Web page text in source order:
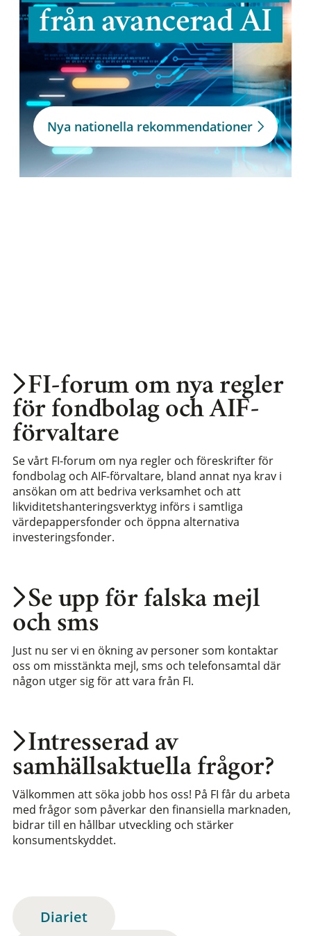
från avancerad AI
Nya nationella rekommendationer
Intresserad av
samhällsaktuella frågor?
Välkommen att söka jobb hos oss! På FI får du arbeta
med frågor som påverkar den finansiella marknaden,
bidrar till en hållbar utveckling och stärker
konsumentskyddet.
Se upp för falska mejl
och sms
Just nu ser vi en ökning av personer som kontaktar
oss om misstänkta mejl, sms och telefonsamtal där
någon utger sig för att vara från FI.
FI-forum om nya regler
för fondbolag och AIF-
förvaltare
Se vårt FI-forum om nya regler och föreskrifter för
fondbolag och AIF-förvaltare, bland annat nya krav i
ansökan om att bedriva verksamhet och att
likviditetshanteringsverktyg införs i samtliga
värdepappersfonder och öppna alternativa
investeringsfonder.
Diariet